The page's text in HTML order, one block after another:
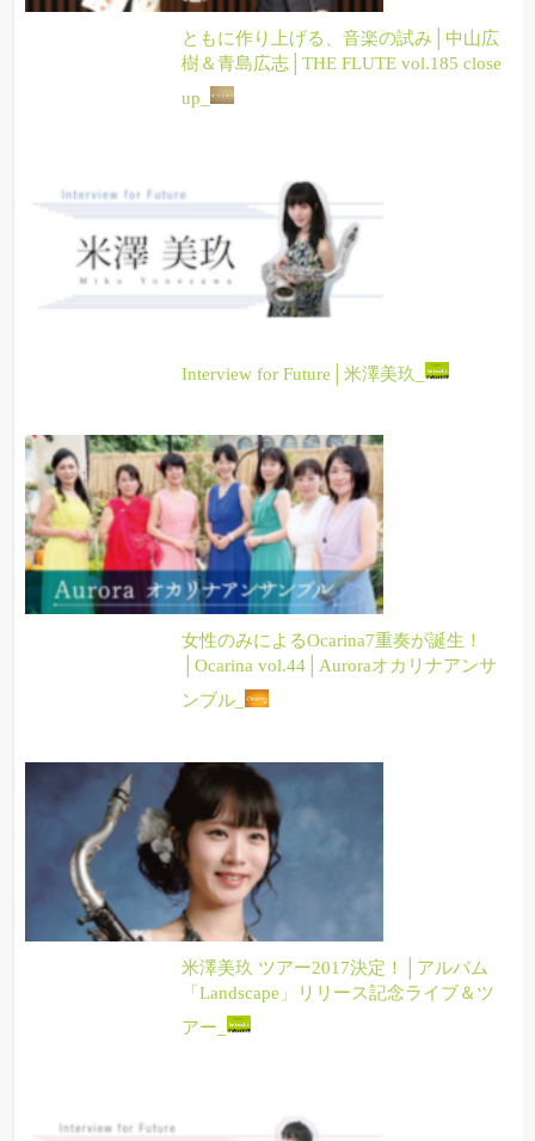
ともに作り上げる、音楽の試み│中山広
樹＆青島広志│THE FLUTE vol.185 close
up_
Interview for Future│米澤美玖_
女性のみによるOcarina7重奏が誕生！
│Ocarina vol.44│Auroraオカリナアンサ
ンブル_
米澤美玖 ツアー2017決定！│アルバム
「Landscape」リリース記念ライブ＆ツ
アー_